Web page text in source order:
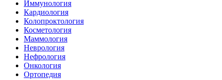
Иммунология
Кардиология
Колопроктология
Косметология
Маммология
Неврология
Нефрология
Онкология
Ортопедия